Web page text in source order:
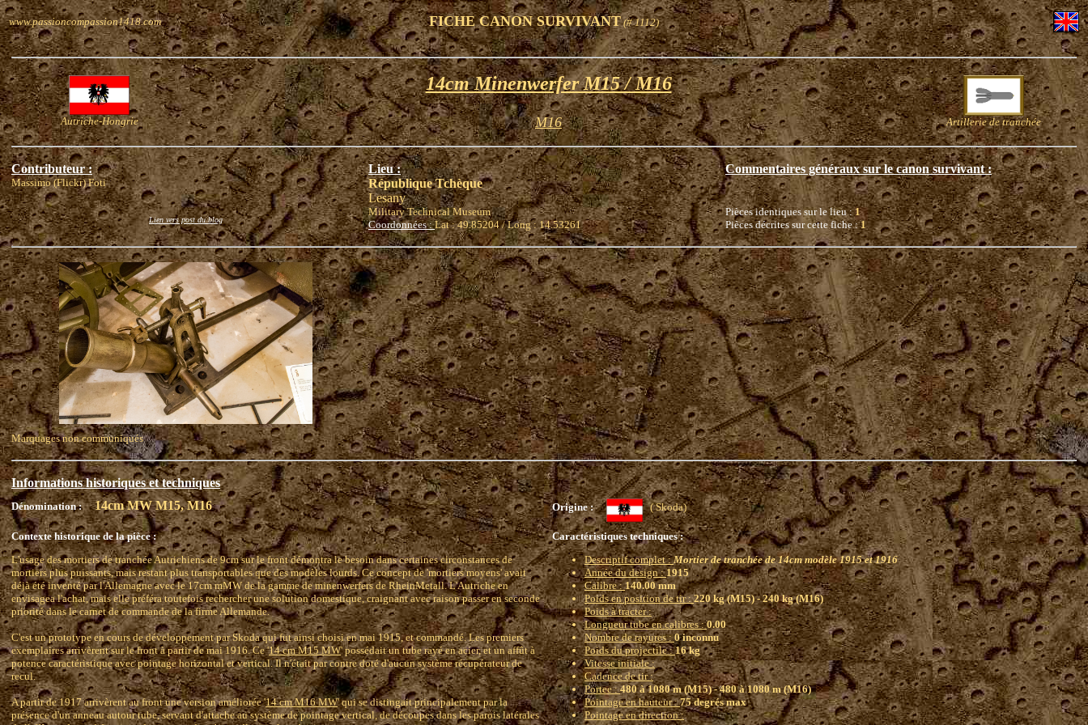
www.passioncompassion1418.com FICHE CANON SURVIVANT(# 1112)
Autriche-Hongrie
14cm Minenwerfer M15 / M16
M16 Artillerie de tranchée
Contributeur :
Massimo (Flickr) Foti
Lien vers post du blog
Lieu :
République Tchèque
Lesany
Military Technical Museum
Coordonnées :Lat : 49.85204 / Long : 14.53261
Commentaires généraux sur le canon survivant :
Pièces identiques sur le lieu :1
Pièces décrites sur cette fiche :1
Marquages non communiqués
Informations historiques et techniques
Dénomination : 14cm MW M15, M16 Origine : ( Skoda)
Contexte historique de la pièce :
L'usage des mortiers de tranchée Autrichiens de 9cm sur le front démontra le besoin dans certaines circonstances de
mortiers plus puissants, mais restant plus transportables que des modèles lourds. Ce concept de 'mortiers moyens' avait
déjà été inventé par l'Allemagne avec le 17cm mMW de la gamme de minenwerfers de RheinMetall. L'Autriche en
envisagea l'achat, mais elle préféra toutefois rechercher une solution domestique, craignant avec raison passer en seconde
priorité dans le carnet de commande de la firme Allemande.
C'est un prototype en cours de développement par Skoda qui fut ainsi choisi en mai 1915, et commandé. Les premiers
exemplaires arrivèrent sur le front à partir de mai 1916. Ce '14 cm M15 MW' possédait un tube rayé en acier, et un affût à
potence caractéristique avec pointage horizontal et vertical. Il n'était par contre doté d'aucun système récupérateur de
recul.
A partir de 1917 arrivèrent au front une version améliorée '14 cm M16 MW' qui se distingait principalement par la
présence d'un anneau autour tube, servant d'attache au système de pointage vertical, de découpes dans les parois latérales
Caractéristiques techniques :
Descriptif complet :Mortier de tranchée de 14cm modèle 1915 et 1916
Année du design :1915
Calibre :140.00 mm
Poids en position de tir :220 kg (M15) - 240 kg (M16)
Poids à tracter :
Longueur tube en calibres :0.00
Nombre de rayures :0 inconnu
Poids du projectile :16 kg
Vitesse initiale :
Cadence de tir :
Portee :480 à 1080 m (M15) - 480 à 1080 m (M16)
Pointage en hauteur :75 degrés max
Pointage en direction :